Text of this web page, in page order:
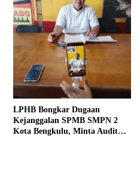
LPHB Bongkar Dugaan
Kejanggalan SPMB SMPN 2
Kota Bengkulu, Minta Audit